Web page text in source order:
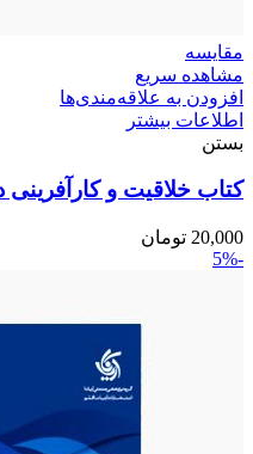
مقایسه
مشاهده سریع
افزودن به علاقه‌مندی‌ها
اطلاعات بیشتر
بستن
کتاب خلاقیت و کارآفرینی
20,000 تومان
-5%